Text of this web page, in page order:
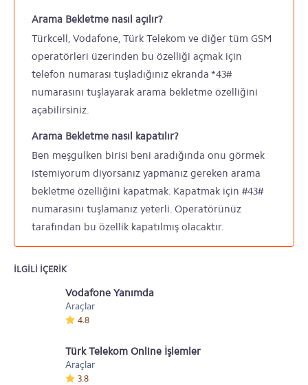
Arama Bekletme nasıl açılır?
Türkcell, Vodafone, Türk Telekom ve diğer tüm GSM
operatörleri üzerinden bu özelliği açmak için
telefon numarası tuşladığınız ekranda *43#
numarasını tuşlayarak arama bekletme özelliğini
açabilirsiniz.
Arama Bekletme nasıl kapatılır?
Ben meşgulken birisi beni aradığında onu görmek
istemiyorum diyorsanız yapmanız gereken arama
bekletme özelliğini kapatmak. Kapatmak için #43#
numarasını tuşlamanız yeterli. Operatörünüz
tarafından bu özellik kapatılmış olacaktır.
ILGILI IÇERIK
Vodafone Yanımda
Araçlar
4.8
Türk Telekom Online İşlemler
Araçlar
3.8